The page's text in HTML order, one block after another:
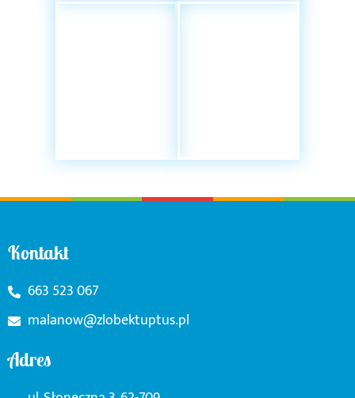
Kontakt
663 523 067
malanow@zlobektuptus.pl
Adres